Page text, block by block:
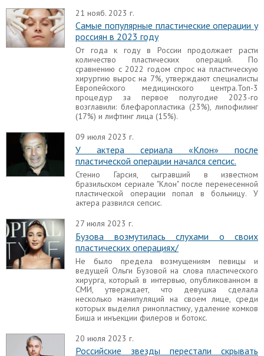
21 нояб. 2023 г.
Самые популярные пластические операции у
россиян в 2023 году
От года к году в России продолжает расти
количество пластических операций. По
сравнению с 2022 годом спрос на пластическую
хирургию вырос на 7%, утверждают специалисты
Европейского медицинского центра.Топ-3
процедур за первое полугодие 2023-го
возглавили: блефаропластика (23%), липофилинг
(17%) и лифтинг лица (15%).
09 июля 2023 г.
У актера сериала «Клон» после
пластической операции начался сепсис.
Стенио Гарсия, сыгравший в известном
бразильском сериале "Клон" после перенесенной
пластической операции попал в больницу. У
актера развился сепсис.
27 июля 2023 г.
Бузова возмутилась слухами о своих
пластических операциях/
Не было предела возмущениям певицы и
ведущей Ольги Бузовой на слова пластического
хирурга, который в интервью, опубликованном в
СМИ, утверждает, что девушка сделала
несколько манипуляций на своем лице, среди
которых выделил ринопластику, удаление комков
Биша и инъекции филеров и ботокс.
20 июля 2023 г.
Российские звезды перестали скрывать